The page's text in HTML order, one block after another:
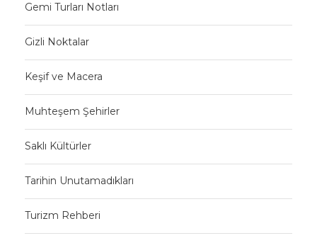
Gemi Turları Notları
Gizli Noktalar
Keşif ve Macera
Muhteşem Şehirler
Saklı Kültürler
Tarihin Unutamadıkları
Turizm Rehberi